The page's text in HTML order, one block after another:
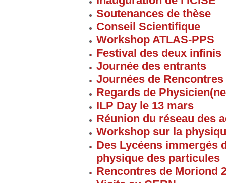
Soutenances de thèse
Conseil Scientifique
Workshop ATLAS-PPS
Festival des deux infinis
Journée des entrants
Journées de
Regards de
ILP Day le 13 mars
Réunion du réseau des
Workshop sur la
Des Lycéens immergés
physique des particules
Rencontres de Moriond